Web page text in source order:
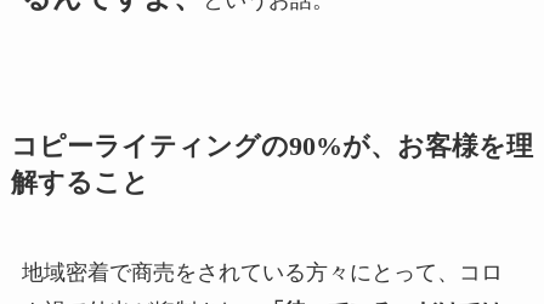
コピーライティングの90%が、お客様を理
解すること
地域密着で商売をされている方々にとって、コロ